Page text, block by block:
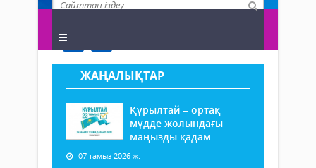
ЖАҢАЛЫҚТАР
Құрылтай – ортақ
мүдде жолындағы
маңызды қадам
07 тамыз 2026 ж.